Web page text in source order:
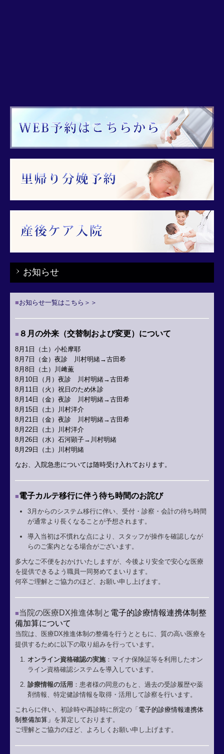
お知らせ
■お知らせ一覧はこちら＞＞
■ ８ 月の外来（交替制および変更）について
8月1日（土） 小松摩耶
8月7日（金）夜診 川村明緒→古田希
8月8日（土）川﨑薫
8月10日（ 月 ）夜診 川村明緒→古田希
8月11日（火）祝日のため休診
8月14日（金）夜診 川村明緒→古田希
8月15日（土）
川村洋介
8月21日（金）夜診 川村明緒→古田希
8月22日（土）
川村洋介
8月26日
（水）石河顕子→ 川村明緒
8月29日（土）
川村明緒
なお、入院急患については随時受け入れております。
■電子カルテ移行に伴う待ち時間のお詫び
3月からのシステム移行に伴い、受付・診察・会計の待ち時間
が通常より長くなることが予想されます。
導入当初は不慣れな点により、スタッフが操作を確認しなが
らのご案内となる場合がございます。
多大なご不便をおかけいたしますが、今後より安全で安心な医療
を提供できるよう職員一同努めてまいります。
何卒ご理解とご協力のほど、お願い申し上げます。
■当院の医療DX推進体制と 電子的診療情報連携体制整
備加算について
当院は、医療DX推進体制の整備を行うとともに、質の高い医療を
提供するために以下の取り組みを行っています。
オンライン資格確認の実施：マイナ保険証等を利用したオン
ライン資格確認システムを導入しています。
診療情報の活用 ：患者様の同意のもと、過去の受診履歴や薬
剤情報、特定健診情報を取得・活用して診察を行います。
これらに伴い、初診時や再診時に所定の「 電子的診療情報連携体
制整備加算」 を算定しております。
ご理解とご協力のほど、よろしくお願い申し上げます。